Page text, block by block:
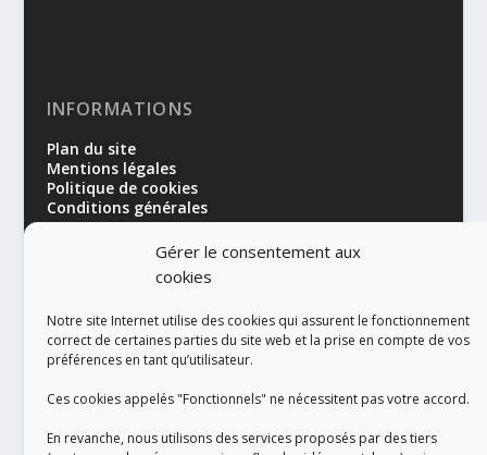
Gérer le consentement aux
cookies
Notre site Internet utilise des cookies qui assurent le fonctionnement
correct de certaines parties du site web et la prise en compte de vos
préférences en tant qu’utilisateur.
Ces cookies appelés "Fonctionnels" ne nécessitent pas votre accord.
En revanche, nous utilisons des services proposés par des tiers
INFORMATIONS
Plan du site
Mentions légales
Politique de cookies
Conditions générales